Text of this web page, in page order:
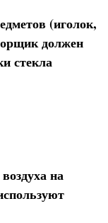
(иголок,
должен
стекла
на